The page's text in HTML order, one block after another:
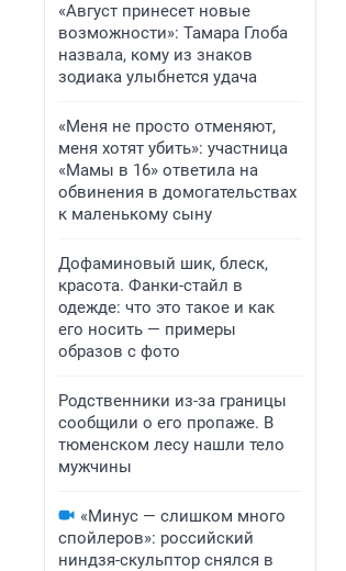
«Август принесет новые
возможности»: Тамара Глоба
назвала, кому из знаков
зодиака улыбнется удача
«Меня не просто отменяют,
меня хотят убить»: участница
«Мамы в 16» ответила на
обвинения в домогательствах
к маленькому сыну
Дофаминовый шик, блеск,
красота. Фанки-стайл в
одежде: что это такое и как
его носить — примеры
образов с фото
Родственники из-за границы
сообщили о его пропаже. В
тюменском лесу нашли тело
мужчины
«Минус — слишком много
спойлеров»: российский
ниндзя-скульптор снялся в